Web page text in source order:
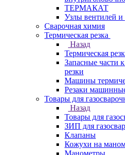
ТЕРМАКАТ
Узлы вентилей
Сварочная химия
Термическая резка
Назад
Термическая
Запасные части
резки
Машины
Резаки
Товары для
Назад
Товары для
ЗИП для
Клапаны
Кожухи на
Манометры